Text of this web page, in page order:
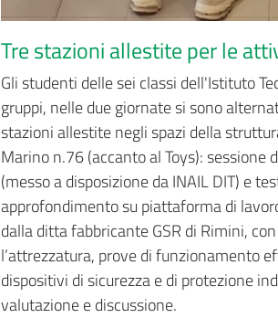
Tre stazioni allestite per le
Gli studenti delle sei classi dell'Istituto
gruppi, nelle due giornate si sono
stazioni allestite negli spazi della
Marino n.76 (accanto al Toys):
(messo a disposizione da INAIL DIT) e
approfondimento su piattaforma di
dalla ditta fabbricante GSR di Rimini,
l’attrezzatura, prove di funzionamento
dispositivi di sicurezza e di protezione
valutazione e discussione.